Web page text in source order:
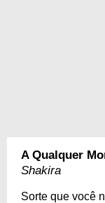
A Qualquer
Shakira
Sorte que você